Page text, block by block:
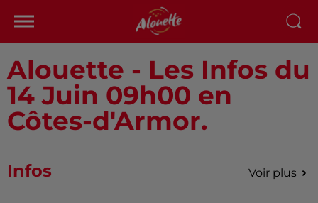
Alouette - Les Infos du
14 Juin 09h00 en
Côtes-d'Armor.
Infos Voir plus